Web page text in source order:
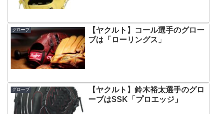
グローブ
【ヤクルト】コール選手のグロー
ブは「ローリングス」
グローブ
【ヤクルト】鈴木裕太選手のグロ
ーブはSSK「プロエッジ」